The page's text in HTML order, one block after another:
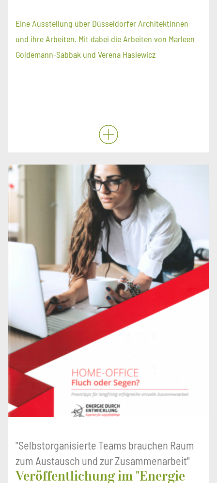
Eine Ausstellung über Düsseldorfer Architektinnen
und ihre Arbeiten. Mit dabei die Arbeiten von Marleen
Goldemann-Sabbak und Verena Hasiewicz
"Selbstorganisierte Teams brauchen Raum
zum Austausch und zur Zusammenarbeit"
Veröffentlichung im "Energie